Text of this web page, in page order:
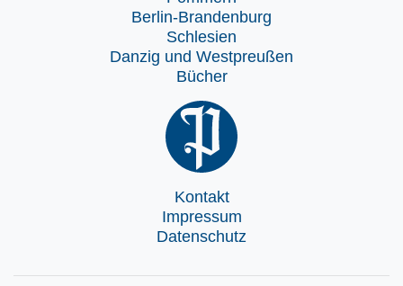
Berlin-Brandenburg
Schlesien
Danzig und Westpreußen
Bücher
Kontakt
Impressum
Datenschutz